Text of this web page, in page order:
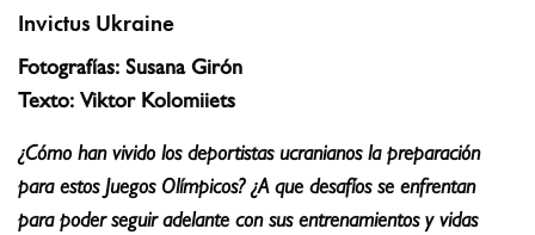
Invictus Ukraine
Fotografías: Susana Girón
Texto: Viktor Kolomiiets
¿Cómo han vivido los deportistas ucranianos la preparación
para estos Juegos Olímpicos? ¿A que desafíos se enfrentan
para poder seguir adelante con sus entrenamientos y vidas